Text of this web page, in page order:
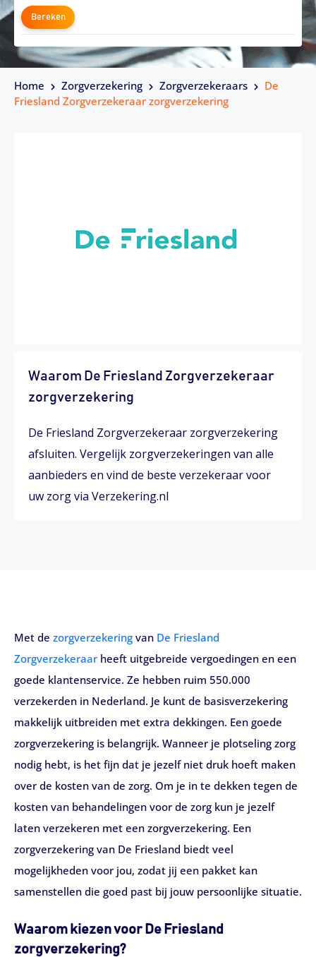
Bereken
Home Zorgverzekering Zorgverzekeraars
De
Friesland Zorgverzekeraar zorgverzekering
Waarom De Friesland Zorgverzekeraar
zorgverzekering
De Friesland Zorgverzekeraar zorgverzekering
afsluiten. Vergelijk zorgverzekeringen van alle
aanbieders en vind de beste verzekeraar voor
uw zorg via Verzekering.nl
Met de zorgverzekering van De Friesland
Zorgverzekeraar heeft uitgebreide vergoedingen en een
goede klantenservice. Ze hebben ruim 550.000
verzekerden in Nederland. Je kunt de basisverzekering
makkelijk uitbreiden met extra dekkingen. Een goede
zorgverzekering is belangrijk. Wanneer je plotseling zorg
nodig hebt, is het fijn dat je jezelf niet druk hoeft maken
over de kosten van de zorg. Om je in te dekken tegen de
kosten van behandelingen voor de zorg kun je jezelf
laten verzekeren met een zorgverzekering. Een
zorgverzekering van De Friesland biedt veel
mogelijkheden voor jou, zodat jij een pakket kan
samenstellen die goed past bij jouw persoonlijke situatie.
Waarom kiezen voor De Friesland
zorgverzekering?